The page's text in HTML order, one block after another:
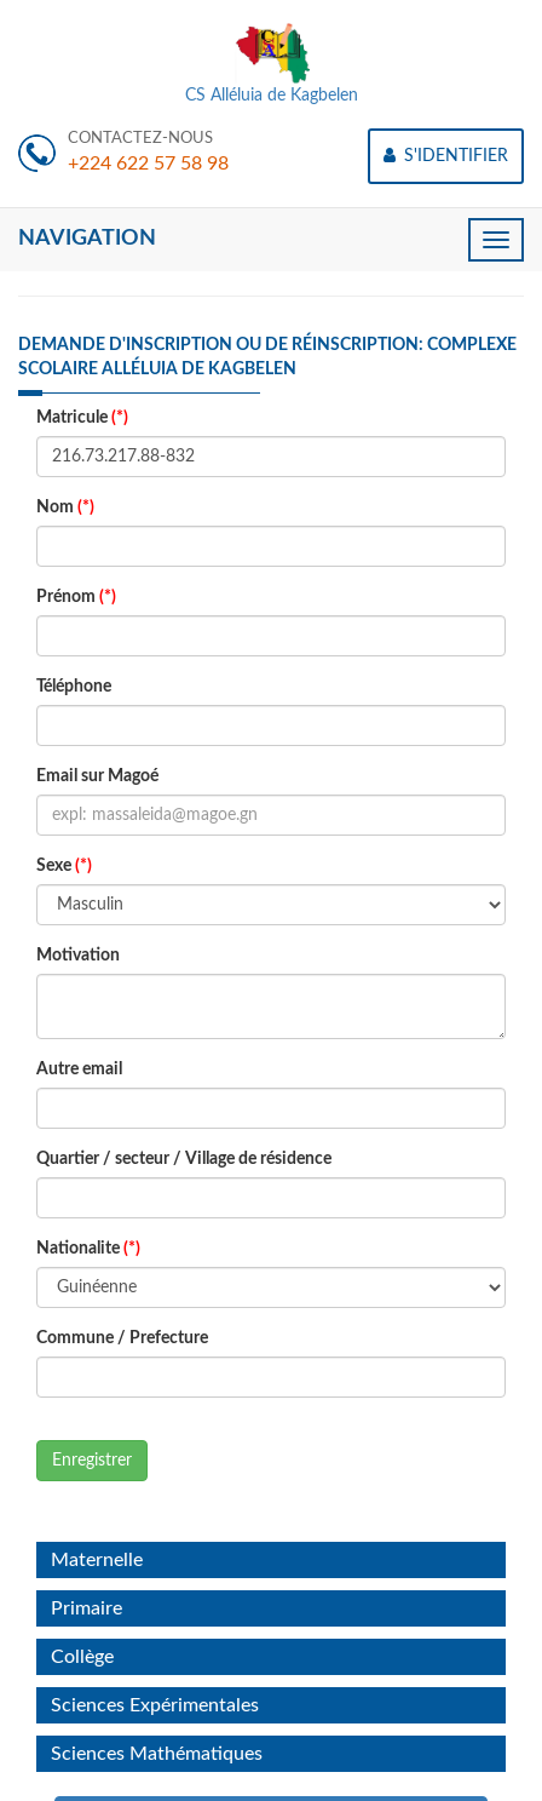
CS Alléluia de Kagbelen
CONTACTEZ-NOUS
+224 622 57 58 98 S'IDENTIFIER
Toggle
NAVIGATION
DEMANDE D'INSCRIPTION OU DE RÉINSCRIPTION: COMPLEXE
SCOLAIRE ALLÉLUIA DE KAGBELEN
Matricule (*)
Nom (*)
Prénom (*)
Téléphone
Email sur Magoé
Sexe (*)
Motivation
Autre email
Quartier / secteur / Village de résidence
Nationalite (*)
Commune / Prefecture
Enregistrer
Maternelle
Primaire
Collège
Sciences Expérimentales
Sciences Mathématiques